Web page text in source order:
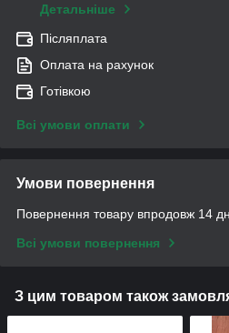
Детальніше
Післяплата
Оплата на рахунок
Готівкою
Всі умови оплати
Умови повернення
Повернення товару впродовж 14
Всі умови повернення
З цим товаром також